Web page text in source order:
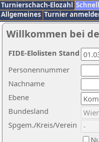
Turnierschach-Elozahl
Allgemeines Turnier
Willkommen bei
Nachname
Ebene
Personennummer
Bundesland
Spgem./Kreis/Verein
FIDE-Elolisten Stand